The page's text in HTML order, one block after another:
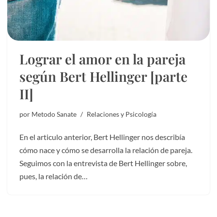
Lograr el amor en la pareja
según Bert Hellinger [parte
II]
por Metodo Sanate Relaciones y Psicología
En el articulo anterior, Bert Hellinger nos describía
cómo nace y cómo se desarrolla la relación de pareja.
Seguimos con la entrevista de Bert Hellinger sobre,
pues, la relación de…